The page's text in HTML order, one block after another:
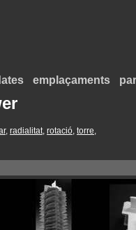
emplaçaments
, radialitat, rotació, torre,